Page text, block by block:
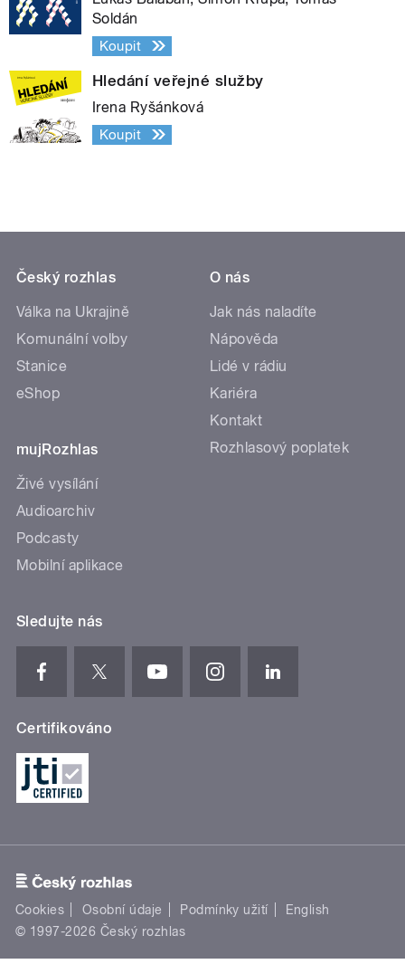
Soldán
Koupit
Hledání veřejné služby
Irena Ryšánková
Koupit
Český rozhlas
Válka na Ukrajině
Komunální volby
Stanice
eShop
mujRozhlas
Živé vysílání
Audioarchiv
Podcasty
Mobilní aplikace
O nás
Jak nás naladíte
Nápověda
Lidé v rádiu
Kariéra
Kontakt
Rozhlasový poplatek
Sledujte nás
Certifikováno
Cookies Osobní údaje Podmínky užití
English
© 1997-2026 Český rozhlas